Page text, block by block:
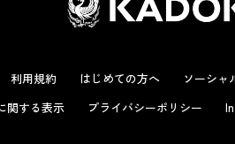
利用規約 はじめての方へ ソーシャ
関する表示
プライバシーポリシー